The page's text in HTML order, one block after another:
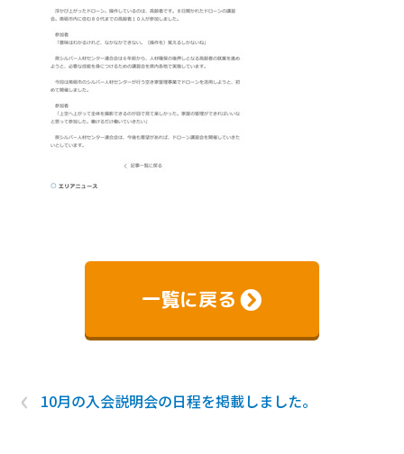
一覧に戻る
‹ 10月の入会説明会の日程を掲載しました。